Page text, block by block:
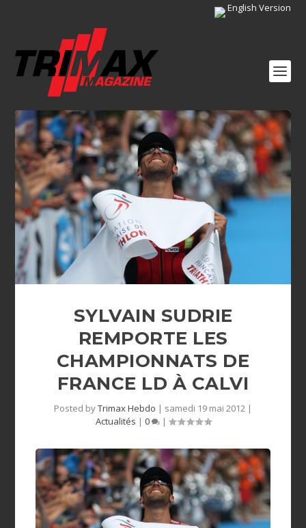
English Version
SYLVAIN SUDRIE
REMPORTE LES
CHAMPIONNATS DE
FRANCE LD À CALVI
Posted byTrimax Hebdo | samedi 19 mai 2012 |
Actualités | 0 |